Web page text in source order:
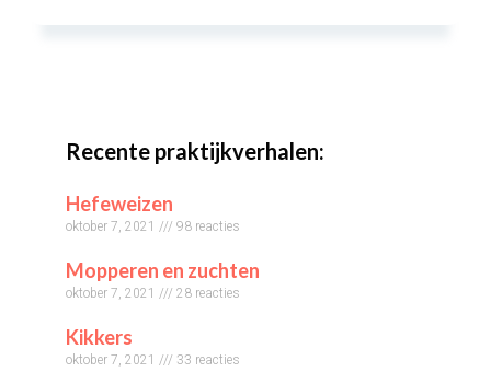
Recente praktijkverhalen:
Hefeweizen
oktober 7, 2021 98 reacties
Mopperen en zuchten
oktober 7, 2021 28 reacties
Kikkers
oktober 7, 2021 33 reacties